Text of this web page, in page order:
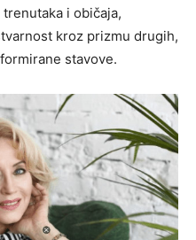
i običaja,
kroz prizmu drugih,
stavove.